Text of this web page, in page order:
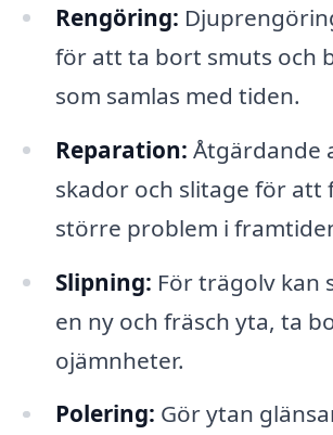
Rengöring:
för att ta bort smuts och
som samlas med tiden.
Reparation: Åtgärdande
skador och slitage för att
större problem i
Slipning: För trägolv kan
en ny och fräsch yta, ta
ojämnheter.
Polering: Gör ytan